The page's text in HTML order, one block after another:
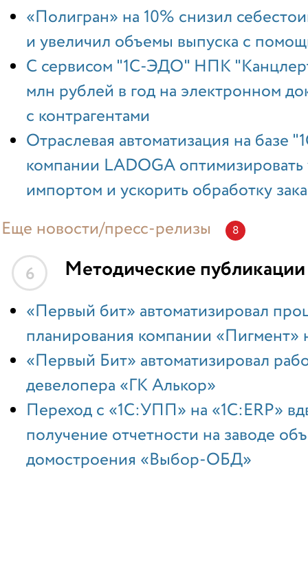
«Полигран» на 10% снизил
и увеличил объемы выпуска с
С сервисом "1С-ЭДО" НПК
млн рублей в год на электронном
с контрагентами
Отраслевая автоматизация на базе
компании LADOGA
импортом и ускорить обработку
Еще новости/пресс-релизы
8
6 Методические публикации
«Первый бит» автоматизировал
планирования компании «Пигмент»
«Первый Бит» автоматизировал
девелопера «ГК Алькор»
Переход с «1С:УПП» на «1С:ERP»
получение отчетности на заводе
домостроения «Выбор-ОБД»